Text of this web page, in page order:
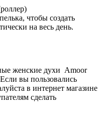
чтобы создать
на весь день.
женские духи Amoor
вы пользовались
в интернет магазине
сделать